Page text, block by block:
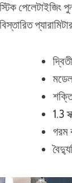
পেলেটাইজিং
1.3
গরম